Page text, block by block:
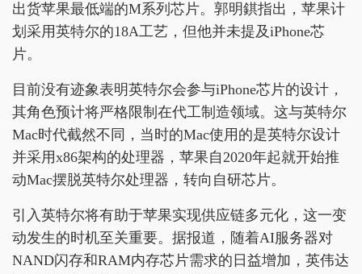
出货苹果最低端的M系列芯片。郭明錤指出，苹果计
划采用英特尔的18A工艺，但他并未提及iPhone芯
片。
目前没有迹象表明英特尔会参与iPhone芯片的设计，
其角色预计将严格限制在代工制造领域。这与英特尔
Mac时代截然不同，当时的Mac使用的是英特尔设计
并采用x86架构的处理器，苹果自2020年起就开始推
动Mac摆脱英特尔处理器，转向自研芯片。
引入英特尔将有助于苹果实现供应链多元化，这一变
动发生的时机至关重要。据报道，随着AI服务器对
NAND闪存和RAM内存芯片需求的日益增加，英伟达